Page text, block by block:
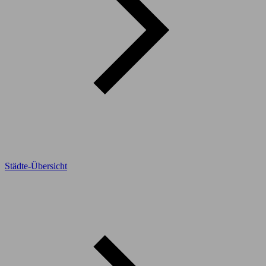
Städte-Übersicht